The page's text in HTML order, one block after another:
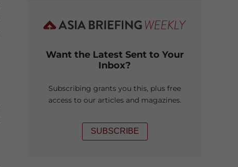
Want the Latest Sent to Your
Inbox?
Subscribing grants you this, plus free
access to our articles and magazines.
SUBSCRIBE